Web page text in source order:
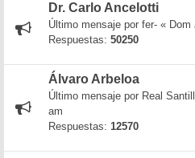
Dr. Carlo Ancelotti
Último mensaje por fer- « Dom
Respuestas: 50250
Álvaro Arbeloa
Último mensaje por Real
am
Respuestas: 12570